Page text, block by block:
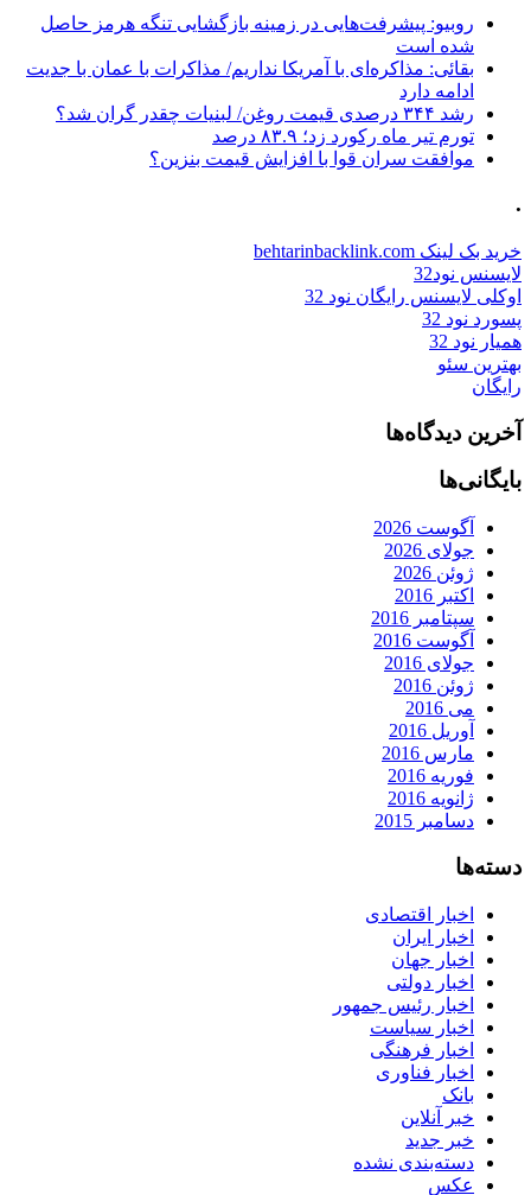
روبیو: پیشرفت‌هایی در زمینه بازگشایی تنگه هرمز حاصل
شده است
بقائی: مذاکره‌ای با آمریکا نداریم/ مذاکرات با عمان با جدیت
ادامه دارد
رشد ۳۴۴ درصدی قیمت روغن/ لبنیات چقدر گران شد؟
تورم تیر ماه رکورد زد؛ ۸۳.۹ درصد
موافقت سران قوا با افزایش قیمت بنزین؟
.
خرید بک لینک behtarinbacklink.com
لایسنس نود32
اوکلی لایسنس رایگان نود 32
پسورد نود 32
همیار نود 32
بهترین سئو
رایگان
آخرین دیدگاه‌ها
بایگانی‌ها
آگوست 2026
جولای 2026
ژوئن 2026
اکتبر 2016
سپتامبر 2016
آگوست 2016
جولای 2016
ژوئن 2016
می 2016
آوریل 2016
مارس 2016
فوریه 2016
ژانویه 2016
دسامبر 2015
دسته‌ها
اخبار اقتصادی
اخبار ایران
اخبار جهان
اخبار دولتی
اخبار رئیس جمهور
اخبار سیاست
اخبار فرهنگی
اخبار فناوری
بانک
خبر آنلاین
خبر جدید
دسته‌بندی نشده
عکس